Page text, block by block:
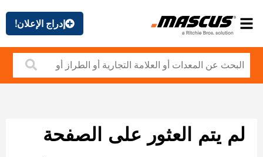
إدراج الإعلان!
لم يتم العثور على الصفحة